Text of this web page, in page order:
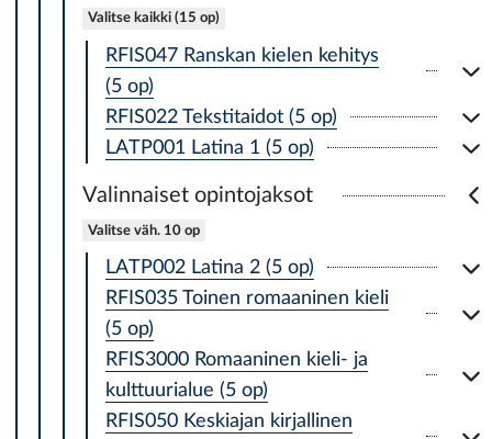
Valitse kaikki (15 op)
RFIS047 Ranskan kielen kehitys
(5 op)
RFIS022 Tekstitaidot (5 op)
LATP001 Latina 1 (5 op)
Valinnaiset opintojaksot
Valitse väh. 10 op
LATP002 Latina 2 (5 op)
RFIS035 Toinen romaaninen kieli
(5 op)
RFIS3000 Romaaninen kieli- ja
kulttuurialue (5 op)
RFIS050 Keskiajan kirjallinen